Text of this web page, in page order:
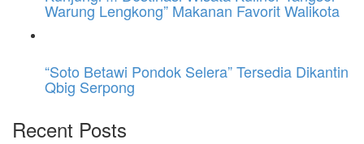
Warung Lengkong” Makanan Favorit Walikota
“Soto Betawi Pondok Selera” Tersedia Dikantin
Qbig Serpong
Recent Posts